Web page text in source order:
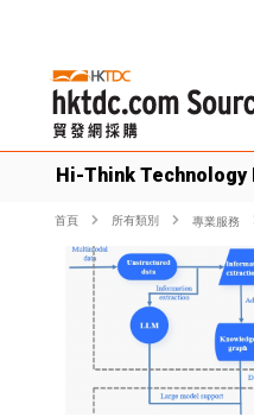
Hi-Think
首頁 所有類別 專業服務